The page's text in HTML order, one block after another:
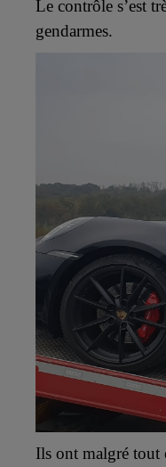
Le contrôle s’est
gendarmes.
Ils ont malgré tout